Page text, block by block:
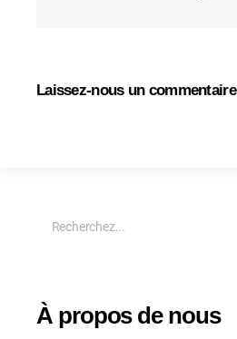
Laissez-nous un commentaire
À propos de nous